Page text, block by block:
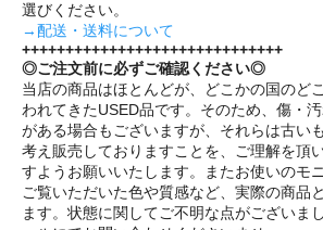
選びください。
→配送・送料について
++++++++++++++++++++++++++++++
◎ご注文前に必ずご確認ください◎
当店の商品はほとんどが、どこかの国のど
われてきたUSED品です。そのため、傷・
がある場合もございますが、それらは古い
考え販売しておりますことを、ご理解を頂
すようお願いいたします。またお使いのモ
ご覧いただいた色や質感など、実際の商品
ます。状態に関してご不明な点がございま